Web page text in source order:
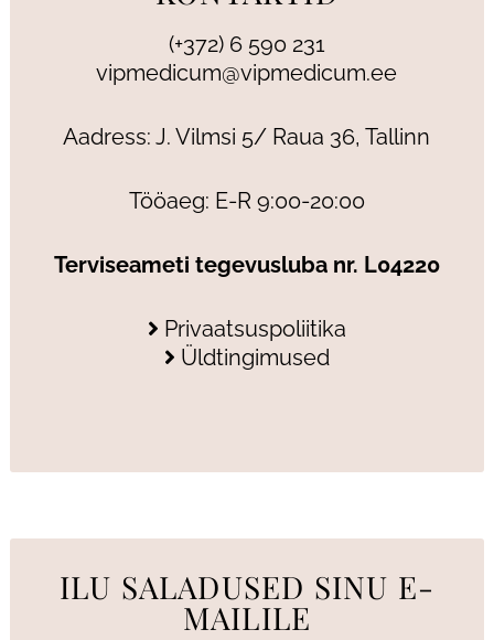
(+372) 6 590 231
vipmedicum@vipmedicum.ee
Aadress: J. Vilmsi 5/ Raua 36, Tallinn
Tööaeg: E-R 9:00-20:00
Terviseameti tegevusluba nr. L04220
Privaatsuspoliitika
Üldtingimused
ILU SALADUSED SINU E-
MAILILE